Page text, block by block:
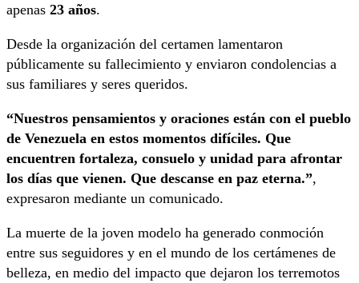
apenas 23 años.
Desde la organización del certamen lamentaron
públicamente su fallecimiento y enviaron condolencias a
sus familiares y seres queridos.
“Nuestros pensamientos y oraciones están con el pueblo
de Venezuela en estos momentos difíciles. Que
encuentren fortaleza, consuelo y unidad para afrontar
los días que vienen. Que descanse en paz eterna.”,
expresaron mediante un comunicado.
La muerte de la joven modelo ha generado conmoción
entre sus seguidores y en el mundo de los certámenes de
belleza, en medio del impacto que dejaron los terremotos